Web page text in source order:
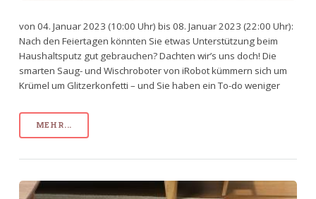
von 04. Januar 2023 (10:00 Uhr) bis 08. Januar 2023 (22:00 Uhr):
Nach den Feiertagen könnten Sie etwas Unterstützung beim
Haushaltsputz gut gebrauchen? Dachten wir’s uns doch! Die
smarten Saug- und Wischroboter von iRobot kümmern sich um
Krümel um Glitzerkonfetti – und Sie haben ein To-do weniger
MEHR...